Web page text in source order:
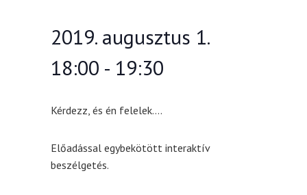
2019. augusztus 1.
18:00 - 19:30
Kérdezz, és én felelek….
Előadással egybekötött interaktív
beszélgetés.